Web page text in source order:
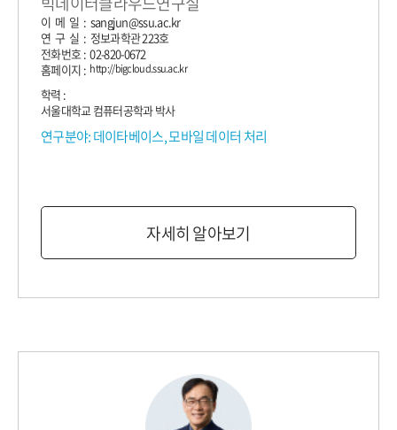
이 메 일 : sangjun@ssu.ac.kr
연 구 실 : 정보과학관 223호
전화번호 : 02-820-0672
홈페이지 : http://bigcloud.ssu.ac.kr
학력 :
서울대학교 컴퓨터공학과 박사
연구분야: 데이타베이스, 모바일 데이터 처리
자세히 알아보기